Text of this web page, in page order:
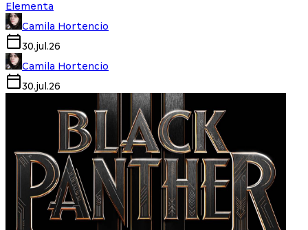
Elementa
Camila Hortencio
30.jul.26
Camila Hortencio
30.jul.26